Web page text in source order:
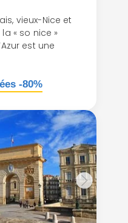
vieux-Nice et
« so nice »
est une
-80%